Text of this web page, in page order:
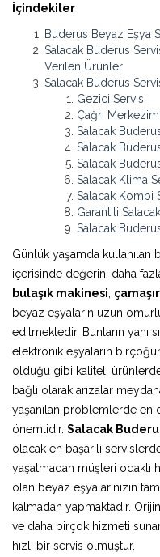
İçindekiler
Buderus Beyaz Eşya
Salacak Buderus
Verilen Ürünler
Salacak Buderus
Gezici Servis
Çağrı
Salacak
Salacak
Salacak
Salacak Klima
Salacak Kombi
Garantili
Salacak
Günlük yaşamda kullanılan
içerisinde değerini daha
bulaşık makinesi
beyaz eşyaların uzun
edilmektedir. Bunların yanı
elektronik eşyaların
olduğu gibi kaliteli
bağlı olarak arızalar
yaşanılan problemlerde en
önemlidir. Salacak
olacak en başarılı
yaşatmadan müşteri odaklı
olan beyaz eşyalarınızın
kalmadan yapmaktadır.
ve daha birçok hizmeti
hızlı bir servis olmuştur.